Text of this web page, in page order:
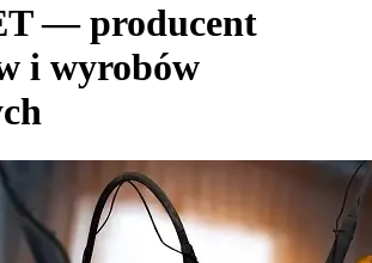
— producent
i wyrobów